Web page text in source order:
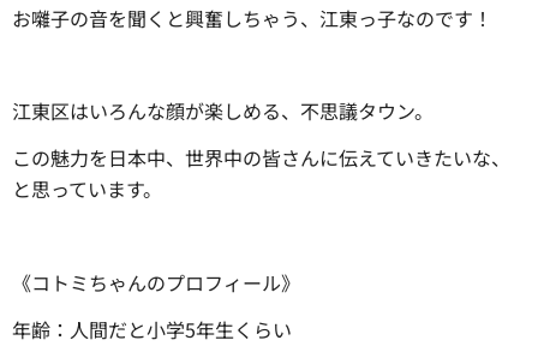
お囃子の音を聞くと興奮しちゃう、江東っ子なのです！
江東区はいろんな顔が楽しめる、不思議タウン。
この魅力を日本中、世界中の皆さんに伝えていきたいな、
と思っています。
《コトミちゃんのプロフィール》
年齢：人間だと小学5年生くらい